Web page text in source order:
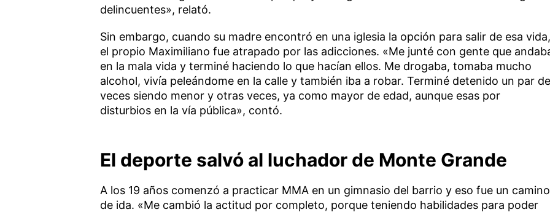
delincuentes», relató.
Sin embargo, cuando su madre encontró en una iglesia la opción para salir de esa vida,
el propio Maximiliano fue atrapado por las adicciones. «Me junté con gente que
en la mala vida y terminé haciendo lo que hacían ellos. Me drogaba, tomaba mucho
alcohol, vivía peleándome en la calle y también iba a robar. Terminé detenido un par de
veces siendo menor y otras veces, ya como mayor de edad, aunque esas por
disturbios en la vía pública», contó.
El deporte salvó al luchador de Monte Grande
A los 19 años comenzó a practicar MMA en un gimnasio del barrio y eso fue un camino
de ida. «Me cambió la actitud por completo, porque teniendo habilidades para poder